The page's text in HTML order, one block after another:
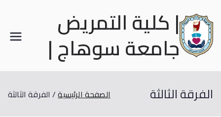
| كلية التمريض
جامعة سوهاج |
الفرقة الثالثة الصفحة الرئيسية الفرقة الثالثة